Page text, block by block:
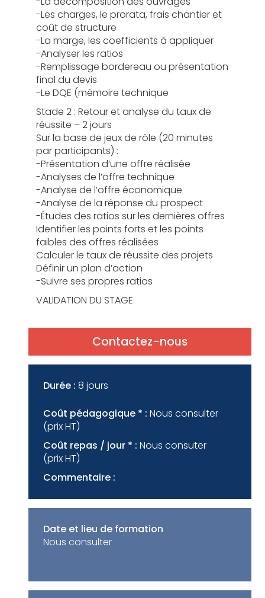
-Les charges, le prorata, frais chantier et
coût de structure
-La marge, les coefficients à appliquer
-Analyser les ratios
-Remplissage bordereau ou présentation
final du devis
-Le DQE (mémoire technique
Stade 2 : Retour et analyse du taux de
réussite – 2 jours
Sur la base de jeux de rôle (20 minutes
par participants) :
-Présentation d’une offre réalisée
-Analyses de l’offre technique
-Analyse de l’offre économique
-Analyse de la réponse du prospect
-Études des ratios sur les dernières offres
Identifier les points forts et les points
faibles des offres réalisées
Calculer le taux de réussite des projets
Définir un plan d’action
-Suivre ses propres ratios
VALIDATION DU STAGE
Contactez-nous
Durée : 8 jours
Coût pédagogique * :Nous consulter
(prix HT)
Coût repas / jour * : Nous consuter
(prix HT)
Commentaire :
Date et lieu de formation
Nous consulter